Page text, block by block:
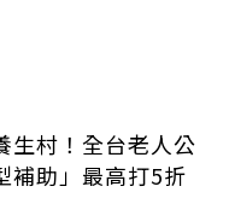
生村！全台老人公
補助」最高打5折